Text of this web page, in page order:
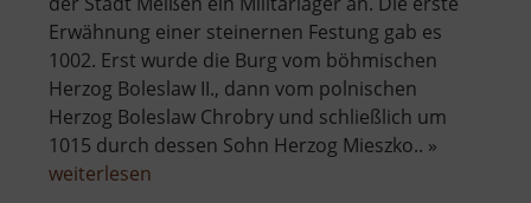
Erwähnung einer steinernen Festung gab es
1002. Erst wurde die Burg vom böhmischen
Herzog Boleslaw II., dann vom polnischen
Herzog Boleslaw Chrobry und schließlich um
1015 durch dessen Sohn Herzog Mieszko.. »
weiterlesen